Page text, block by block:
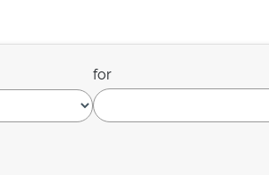
for